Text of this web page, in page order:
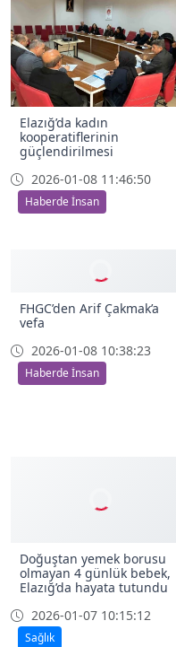
Elazığ’da kadın
kooperatiflerinin
güçlendirilmesi
2026-01-08 11:46:50
Haberde İnsan
FHGC’den Arif Çakmak’a